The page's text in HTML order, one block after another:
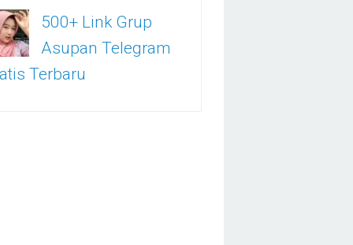
500+ Link Grup
Asupan Telegram
Terbaru